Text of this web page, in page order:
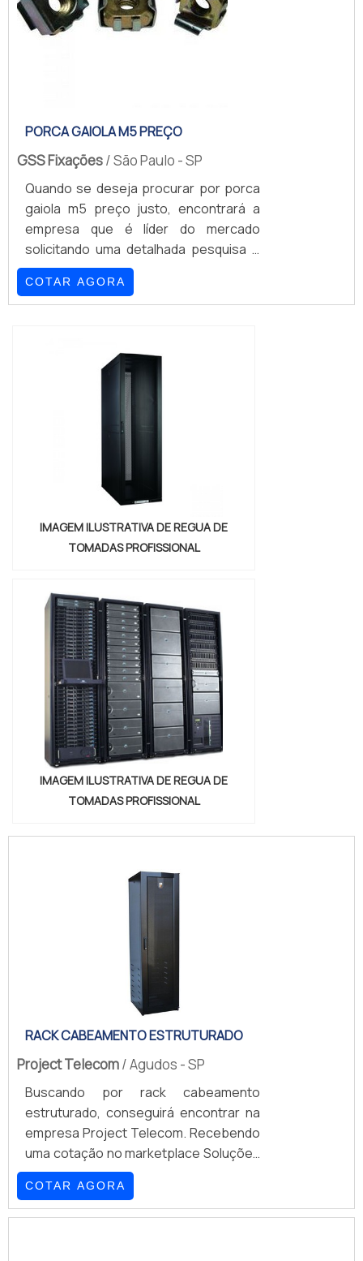
PORCA GAIOLA M5 PREÇO
GSS Fixações/ São Paulo - SP
Quando se deseja procurar por porca
gaiola m5 preço justo, encontrará a
empresa que é líder do mercado
solicitando uma detalhada pesquisa e
conhecendo a líder em
qualidade.Quando o tema é porca
gaiola m5 preço acessível, com a
cliente poderá contar ótima qualidade
com otimização de processos, visando
PREÇO JUSTO E ACESSÍVELA GSS
COTAR AGORA
IMAGEM ILUSTRATIVA DE REGUA DE
TOMADAS PROFISSIONAL
IMAGEM ILUSTRATIVA DE REGUA DE
TOMADAS PROFISSIONAL
RACK CABEAMENTO ESTRUTURADO
Project Telecom/ Agudos - SP
Buscando por rack cabeamento
estruturado, conseguirá encontrar na
empresa Project Telecom. Recebendo
uma cotação no marketplace Soluções
Industriais e encontrando a maior
referência no mercado em seu próprio
segmento.Quando o tema é rack para
COTAR AGORA